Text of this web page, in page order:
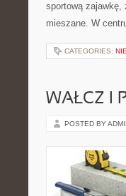
sportową zajawkę,
mieszane. W
CATEGORIES:
WAŁCZ I
POSTED BY